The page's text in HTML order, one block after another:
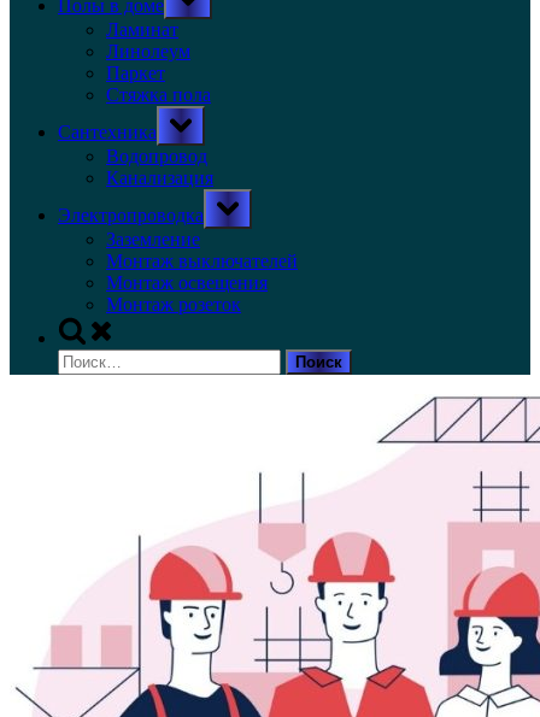
Полы в доме
sub-
menu
Ламинат
Линолеум
Паркет
Стяжка пола
Сантехника
Toggle
sub-
menu
Водопровод
Канализация
Электропроводка
Toggle
sub-
Заземление
Монтаж выключателей
Монтаж освещения
Монтаж розеток
Toggle
search
form
Найти: